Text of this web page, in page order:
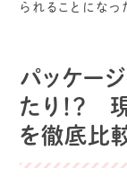
られることになっ
パッケージ
たり！？
を徹底比